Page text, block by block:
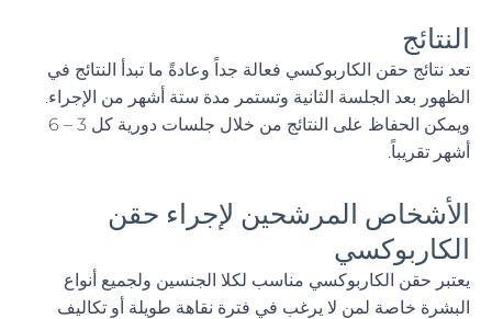
النتائج
تعد نتائج حقن الكاربوكسي فعالة جداً وعادةً ما تبدأ النتائج في
الظهور بعد الجلسة الثانية وتستمر مدة ستة أشهر من الإجراء.
ويمكن الحفاظ على النتائج من خلال جلسات دورية كل 3 – 6
أشهر تقريباً.
الأشخاص المرشحين لإجراء حقن
الكاربوكسي
يعتبر حقن الكاربوكسي مناسب لكلا الجنسين ولجميع أنواع
البشرة خاصة لمن لا يرغب في فترة نقاهة طويلة أو تكاليف